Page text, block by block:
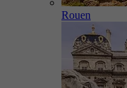
Rouen